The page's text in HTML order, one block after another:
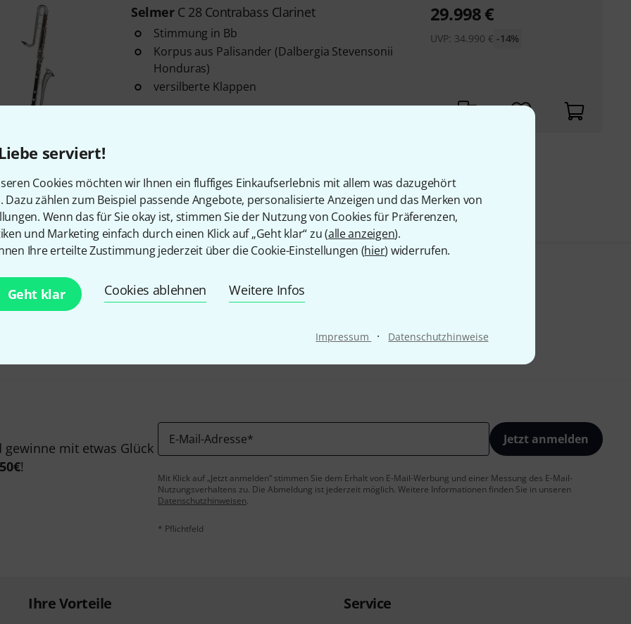
serviert!
Cookies möchten wir Ihnen ein fluffiges Einkaufserlebnis mit allem was dazugehört
Dazu zählen zum Beispiel passende Angebote, personalisierte Anzeigen und das Merken von
Wenn das für Sie okay ist, stimmen Sie der Nutzung von Cookies für Präferenzen,
und Marketing einfach durch einen Klick auf „Geht klar“ zu (alle anzeigen).
Ihre erteilte Zustimmung jederzeit über die Cookie-Einstellungen (hier) widerrufen.
Geht klar Cookies ablehnen Weitere Infos
Impressum · Datenschutzhinweise
Selmer C 28 Contrabass Clarinet
Stimmung in Bb
Korpus aus Palisander (Dalbergia Stevensonii
Honduras)
versilberte Klappen
29.998€
UVP: 34.990 € -14%
Alle Preise inkl. MwSt.
Gefällt Ihnen, was Sie sehen?
mit etwas Glück
50€!
E-Mail-Adresse* Jetzt anmelden
Mit Klick auf „Jetzt anmelden“ stimmen Sie dem Erhalt von E-Mail-Werbung und einer Messung des E-Mail-
Nutzungsverhaltens zu. Die Abmeldung ist jederzeit möglich. Weitere Informationen finden Sie in unseren
Datenschutzhinweisen.
* Pflichtfeld
Ihre Vorteile Service